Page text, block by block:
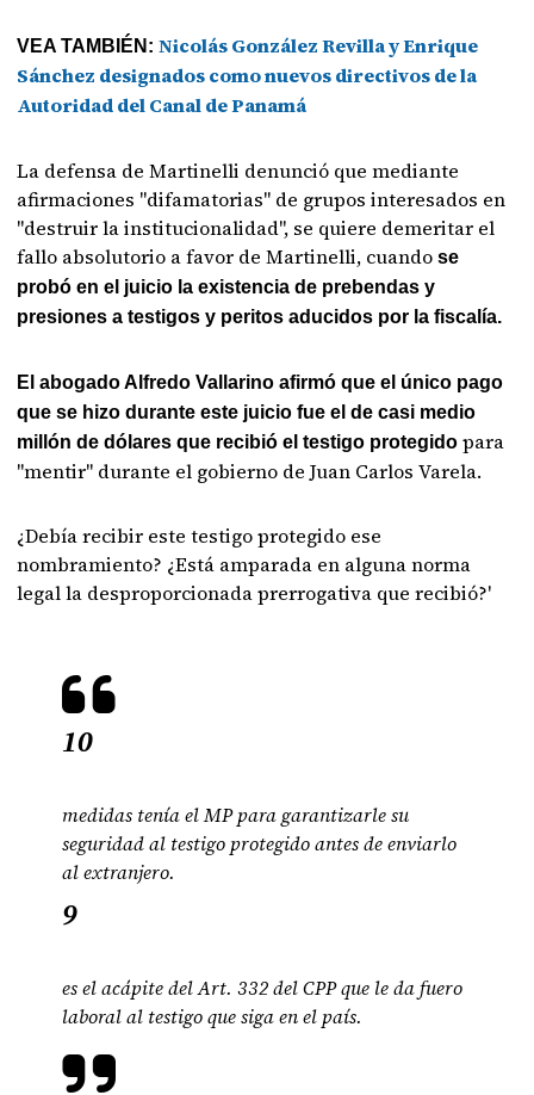
VEA TAMBIÉN:Nicolás González Revilla y Enrique
Sánchez designados como nuevos directivos de la
Autoridad del Canal de Panamá
La defensa de Martinelli denunció que mediante
afirmaciones "difamatorias" de grupos interesados en
"destruir la institucionalidad", se quiere demeritar el
fallo absolutorio a favor de Martinelli, cuandose
probó en el juicio la existencia de prebendas y
presiones a testigos y peritos aducidos por la fiscalía.
El abogado Alfredo Vallarino afirmó que el único pago
que se hizo durante este juicio fue el de casi medio
millón de dólares que recibió el testigo protegido para
"mentir" durante el gobierno de Juan Carlos Varela.
¿Debía recibir este testigo protegido ese
nombramiento? ¿Está amparada en alguna norma
legal la desproporcionada prerrogativa que recibió?'
10
medidas tenía el MP para garantizarle su
seguridad al testigo protegido antes de enviarlo
al extranjero.
9
es el acápite del Art. 332 del CPP que le da fuero
laboral al testigo que siga en el país.